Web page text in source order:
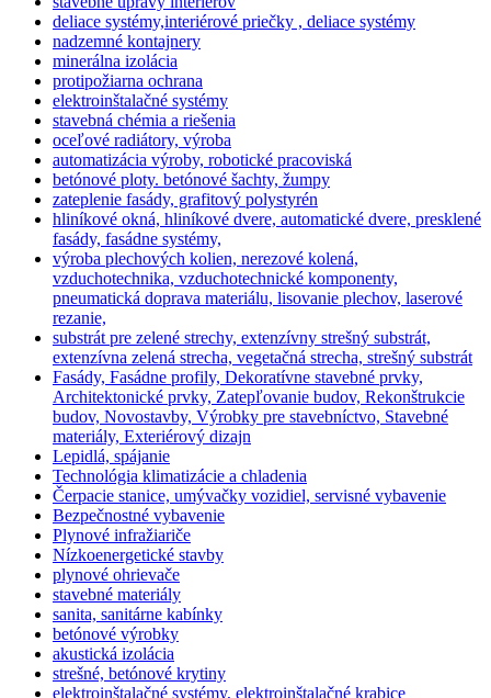
deliace systémy,interiérové priečky , deliace systémy
nadzemné kontajnery
minerálna izolácia
protipožiarna ochrana
elektroinštalačné systémy
stavebná chémia a riešenia
oceľové radiátory, výroba
automatizácia výroby, robotické pracoviská
betónové ploty. betónové šachty, žumpy
zateplenie fasády, grafitový polystyrén
hliníkové okná, hliníkové dvere, automatické dvere, presklené
fasády, fasádne systémy,
výroba plechových kolien, nerezové kolená,
vzduchotechnika, vzduchotechnické komponenty,
pneumatická doprava materiálu, lisovanie plechov, laserové
rezanie,
substrát pre zelené strechy, extenzívny strešný substrát,
extenzívna zelená strecha, vegetačná strecha, strešný substrát
Fasády, Fasádne profily, Dekoratívne stavebné prvky,
Architektonické prvky, Zatepľovanie budov, Rekonštrukcie
budov, Novostavby, Výrobky pre stavebníctvo, Stavebné
materiály, Exteriérový dizajn
Lepidlá, spájanie
Technológia klimatizácie a chladenia
Čerpacie stanice, umývačky vozidiel, servisné vybavenie
Bezpečnostné vybavenie
Plynové infražiariče
Nízkoenergetické stavby
plynové ohrievače
stavebné materiály
sanita, sanitárne kabínky
betónové výrobky
akustická izolácia
strešné, betónové krytiny
elektroinštalačné systémy, elektroinštalačné krabice